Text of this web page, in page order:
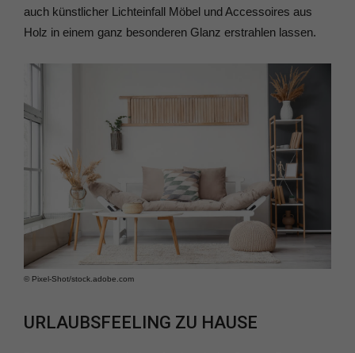
auch künstlicher Lichteinfall Möbel und Accessoires aus
Holz in einem ganz besonderen Glanz erstrahlen lassen.
© Pixel-Shot/​stock.adobe.com
URLAUBSFEELING ZU HAUSE